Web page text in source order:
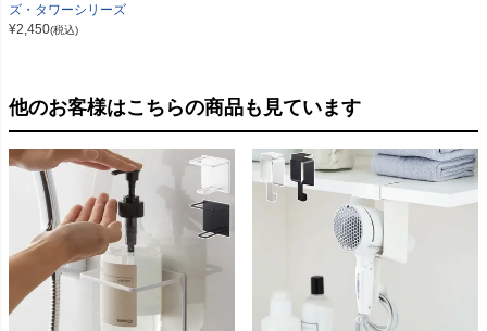
ズ・タワーシリーズ
¥2,450(税込)
他のお客様はこちらの商品も見ています